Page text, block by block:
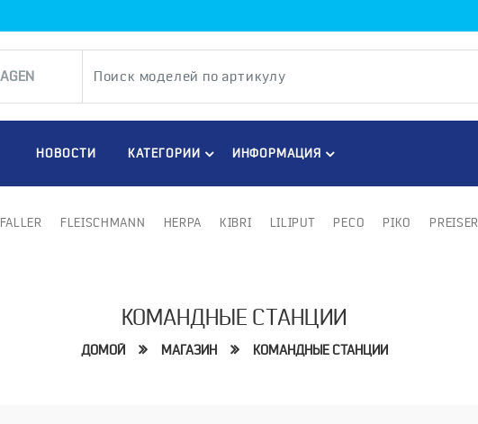
НОВОСТИ КАТЕГОРИИ ИНФОРМАЦИЯ
FALLER FLEISCHMANN HERPA KIBRI LILIPUT PECO PIKO PREISER
КОМАНДНЫЕ СТАНЦИИ
ДОМОЙ МАГАЗИН КОМАНДНЫЕ СТАНЦИИ